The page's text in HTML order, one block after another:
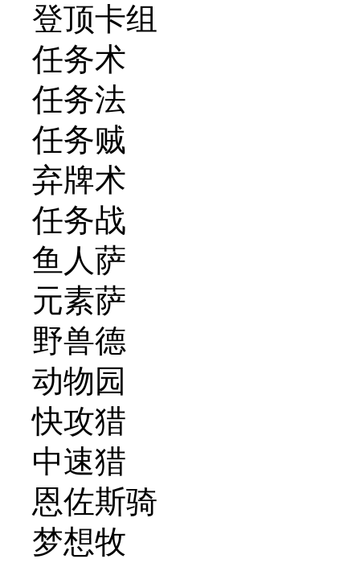
登顶卡组
任务术
任务法
任务贼
弃牌术
任务战
鱼人萨
元素萨
野兽德
动物园
快攻猎
中速猎
恩佐斯骑
梦想牧